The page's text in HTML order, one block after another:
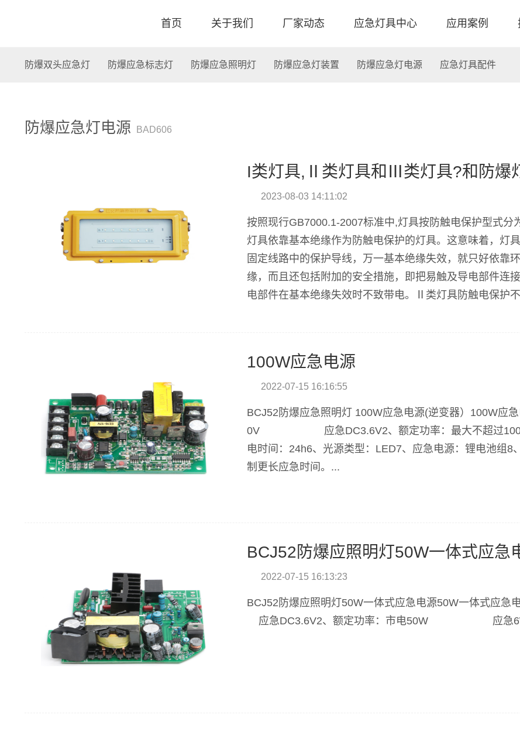
首页 关于我们 厂家动态 应急灯具中心 应用案例
防爆双头应急灯 防爆应急标志灯 防爆应急照明灯 防爆应急灯装置 防爆应急灯电源 应急灯具配件
防爆应急灯电源 BAD606
I类灯具,Ⅱ类灯具和Ⅲ类灯具?和防爆
2023-08-03 14:11:02
按照现行GB7000.1-2007标准中,灯具按防触电保护型式
灯具依靠基本绝缘作为防触电保护的灯具。这意味着，灯
固定线路中的保护导线，万一基本绝缘失效，就只好依
缘，而且还包括附加的安全措施，即把易触及导电部件连
电部件在基本绝缘失效时不致带电。Ⅱ类灯具防触电保护
100W应急电源
2022-07-15 16:16:55
BCJ52防爆应急照明灯 100W应急电源(逆变器）100W应
0V 应急DC3.6V2、额定功率：最大不超过100W3
电时间：24h6、光源类型：LED7、应急电源：锂电池组
制更长应急时间。...
BCJ52防爆应照明灯50W一体式应急
2022-07-15 16:13:23
BCJ52防爆应照明灯50W一体式应急电源50W一体
应急DC3.6V2、额定功率：市电50W 应急6W3